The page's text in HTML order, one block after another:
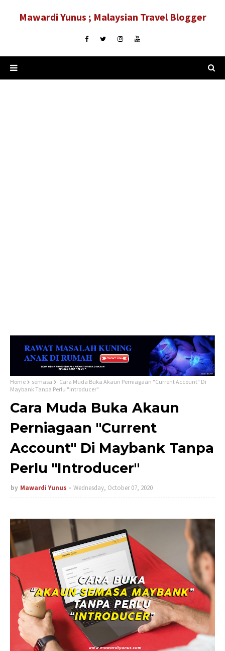
Mawardi Yunus ; Malaysian Travel Blogger
Home semasa
Cara Muda Buka Akaun Perniagaan "Current Account" Di
Maybank Tanpa Perlu "Introducer"
Cara Muda Buka Akaun
Perniagaan "Current
Account" Di Maybank Tanpa
Perlu "Introducer"
by Mawardi Yunus Wednesday, October 07, 2020